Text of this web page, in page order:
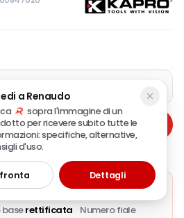
Aggiungi
Modifica
baserettificata · Numero fiale
a Renaudo
sopra l'immagine di un
per ricevere subito tutte le
specifiche, alternative,
d'uso.
Dettagli